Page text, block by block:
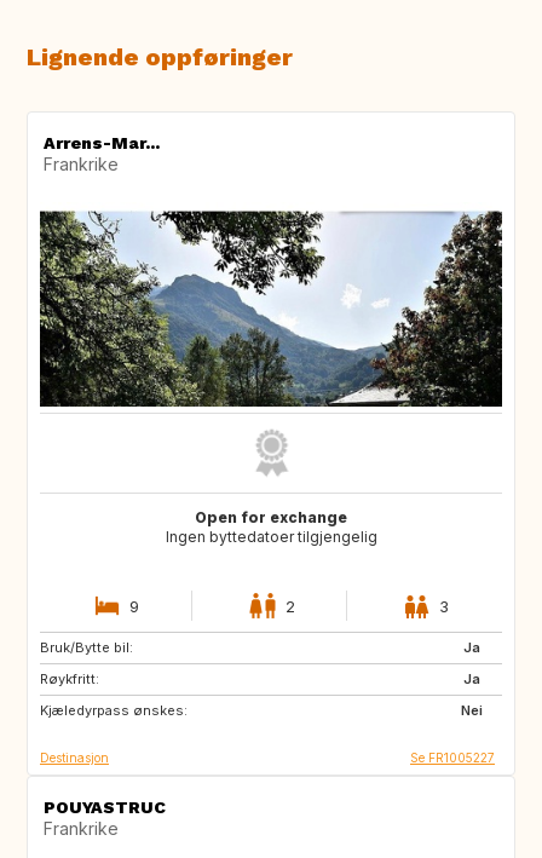
Lignende oppføringer
Arrens-Mar...
Frankrike
Open for exchange
Ingen byttedatoer tilgjengelig
9 2 3
Bruk/Bytte bil:
Ja
Røykfritt:
Ja
Kjæledyrpass ønskes:
Nei
NO
FR
Destinasjon Se FR1005227
POUYASTRUC
Frankrike